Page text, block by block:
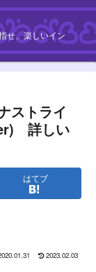
せ、楽しいイン
ストライ
詳しい
はてブ
2023.02.03